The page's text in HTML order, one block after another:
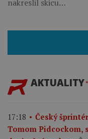
nakreslil skicu…
AKTUALITY
17:18
Český
Tomom Pidcockom,